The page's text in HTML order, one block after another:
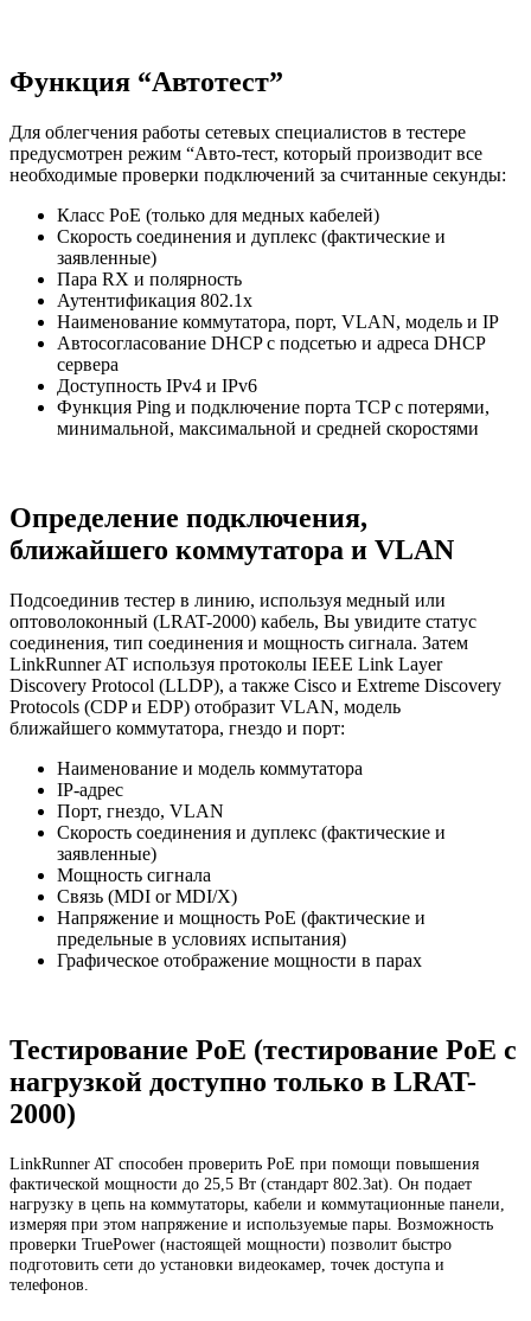
Функция “Автотест”
Для облегчения работы сетевых специалистов в тестере
предусмотрен режим “Авто-тест, который производит все
необходимые проверки подключений за считанные секунды:
Класс PoE (только для медных кабелей)
Скорость соединения и дуплекс (фактические и
заявленные)
Пара RX и полярность
Аутентификация 802.1x
Наименование коммутатора, порт, VLAN, модель и IP
Автосогласование DHCP с подсетью и адреса DHCP
сервера
Доступность IPv4 и IPv6
Функция Ping и подключение порта TCP с потерями,
минимальной, максимальной и средней скоростями
Определение подключения,
ближайшего коммутатора и VLAN
Подсоединив тестер в линию, используя медный или
оптоволоконный (LRAT-2000) кабель, Вы увидите статус
соединения, тип соединения и мощность сигнала. Затем
LinkRunner AT используя протоколы IEEE Link Layer
Discovery Protocol (LLDP), а также Cisco и Extreme Discovery
Protocols (CDP и EDP) отобразит VLAN, модель
ближайшего коммутатора, гнездо и порт:
Наименование и модель коммутатора
IP-адрес
Порт, гнездо, VLAN
Скорость соединения и дуплекс (фактические и
заявленные)
Мощность сигнала
Связь (MDI or MDI/X)
Напряжение и мощность PoE (фактические и
предельные в условиях испытания)
Графическое отображение мощности в парах
Тестирование PoE (тестирование PoE с
нагрузкой доступно только в LRAT-
2000)
LinkRunner AT способен проверить PoE при помощи повышения
фактической мощности до 25,5 Вт (стандарт 802.3at). Он подает
нагрузку в цепь на коммутаторы, кабели и коммутационные панели,
измеряя при этом напряжение и используемые пары. Возможность
проверки TruePower (настоящей мощности) позволит быстро
подготовить сети до установки видеокамер, точек доступа и
телефонов.